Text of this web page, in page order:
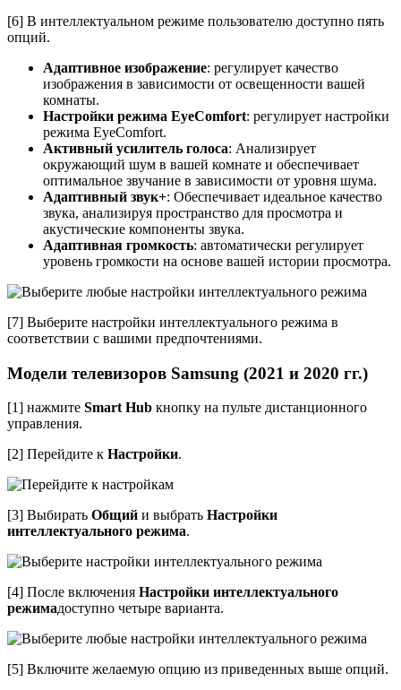
[6] В интеллектуальном режиме пользователю доступно пять
опций.
Адаптивное изображение: регулирует качество
изображения в зависимости от освещенности вашей
комнаты.
Настройки режима EyeComfort: регулирует настройки
режима EyeComfort.
Активный усилитель голоса: Анализирует
окружающий шум в вашей комнате и обеспечивает
оптимальное звучание в зависимости от уровня шума.
Адаптивный звук+: Обеспечивает идеальное качество
звука, анализируя пространство для просмотра и
акустические компоненты звука.
Адаптивная громкость: автоматически регулирует
уровень громкости на основе вашей истории просмотра.
[7] Выберите настройки интеллектуального режима в
соответствии с вашими предпочтениями.
Модели телевизоров Samsung (2021 и 2020 гг.)
[1] нажмите Smart Hub кнопку на пульте дистанционного
управления.
[2] Перейдите к Настройки.
[3] Выбирать Общий и выбрать Настройки
интеллектуального режима.
[4] После включения Настройки интеллектуального
режимадоступно четыре варианта.
[5] Включите желаемую опцию из приведенных выше опций.